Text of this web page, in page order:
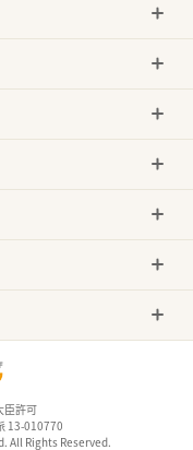
臣許可
13-010770
All Rights Reserved.